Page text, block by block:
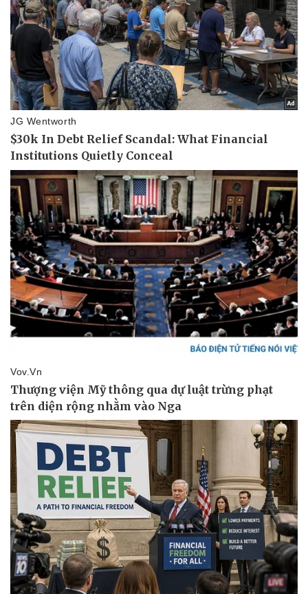
Doanh nghiệp
Thông tin doanh nghiệp
Doanh nghiệp 24h
Doanh nhân
Vì cộng đồng
Công nghệ
Sành điệu
Trải nghiệm
Chuyển đổi số
Sức khỏe
Dinh dưỡng - món ngon
Đời sống
Nhà đẹp